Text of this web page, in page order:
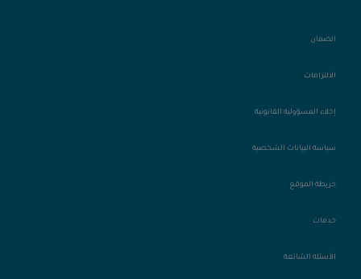
الضمان
الالتزامات
إخلاء المسؤولية القانونية
سياسة البيانات الشخصية
خريطة الموقع
خدمات
الأسئلة الشائعة